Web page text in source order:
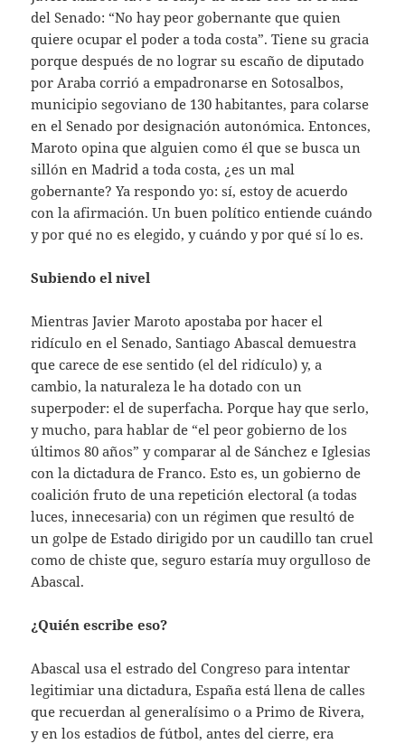
del Senado: “No hay peor gobernante que quien
quiere ocupar el poder a toda costa”. Tiene su gracia
porque después de no lograr su escaño de diputado
por Araba corrió a empadronarse en Sotosalbos,
municipio segoviano de 130 habitantes, para colarse
en el Senado por designación autonómica. Entonces,
Maroto opina que alguien como él que se busca un
sillón en Madrid a toda costa, ¿es un mal
gobernante? Ya respondo yo: sí, estoy de acuerdo
con la afirmación. Un buen político entiende cuándo
y por qué no es elegido, y cuándo y por qué sí lo es.
Subiendo el nivel
Mientras Javier Maroto apostaba por hacer el
ridículo en el Senado, Santiago Abascal demuestra
que carece de ese sentido (el del ridículo) y, a
cambio, la naturaleza le ha dotado con un
superpoder: el de superfacha. Porque hay que serlo,
y mucho, para hablar de “el peor gobierno de los
últimos 80 años” y comparar al de Sánchez e Iglesias
con la dictadura de Franco. Esto es, un gobierno de
coalición fruto de una repetición electoral (a todas
luces, innecesaria) con un régimen que resultó de
un golpe de Estado dirigido por un caudillo tan cruel
como de chiste que, seguro estaría muy orgulloso de
Abascal.
¿Quién escribe eso?
Abascal usa el estrado del Congreso para intentar
legitimiar una dictadura, España está llena de calles
que recuerdan al generalísimo o a Primo de Rivera,
y en los estadios de fútbol, antes del cierre, era